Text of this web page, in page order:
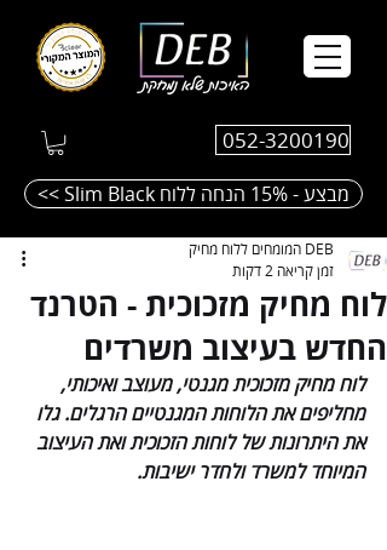
052-3200190
<< Slim Black מבצע - 15% הנחה ללוח
לוח מחיק מזכוכית - הטרנד
החדש בעיצוב משרדים
DEB המומחים ללוח מחיק
זמן קריאה 2 דקות
לוח מחיק מזכוכית מגנטי, מעוצב ואיכותי,
מחליפים את הלוחות המגנטיים הרגלים. גלו
את היתרונות של לוחות הזכוכית ואת העיצוב
המיוחד למשרד ולחדר ישיבות.